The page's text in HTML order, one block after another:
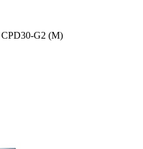
G2 (M)